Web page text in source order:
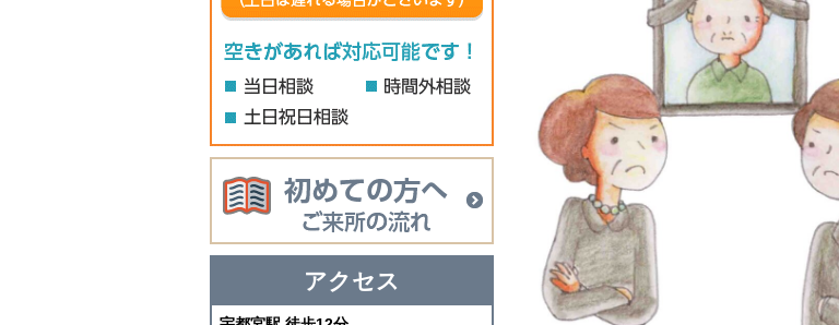
無料法律相談ご予約
面談は完全予約制です。
028-612-6265（相談受付時間：平日 9:00～18:00
メール24時間受付中。原則24時間以内のご返信（
初めての方へ（ご来所の流れ）
アクセス